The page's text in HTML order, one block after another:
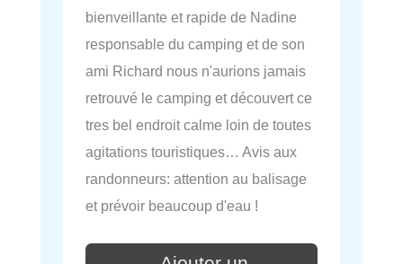
bienveillante et rapide de Nadine
responsable du camping et de son
ami Richard nous n'aurions jamais
retrouvé le camping et découvert ce
tres bel endroit calme loin de toutes
agitations touristiques… Avis aux
randonneurs: attention au balisage
et prévoir beaucoup d'eau !